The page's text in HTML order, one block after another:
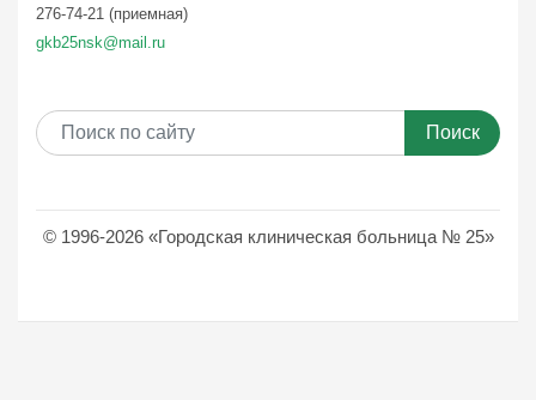
276-74-21 (приемная)
gkb25nsk@mail.ru
Поиск
© 1996-2026 «Городская клиническая больница № 25»